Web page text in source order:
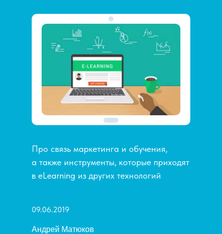
09.06.2019
Андрей Матюков
Про связь маркетинга и обучения,
а также инструменты, которые приходят
в eLearning из других технологий